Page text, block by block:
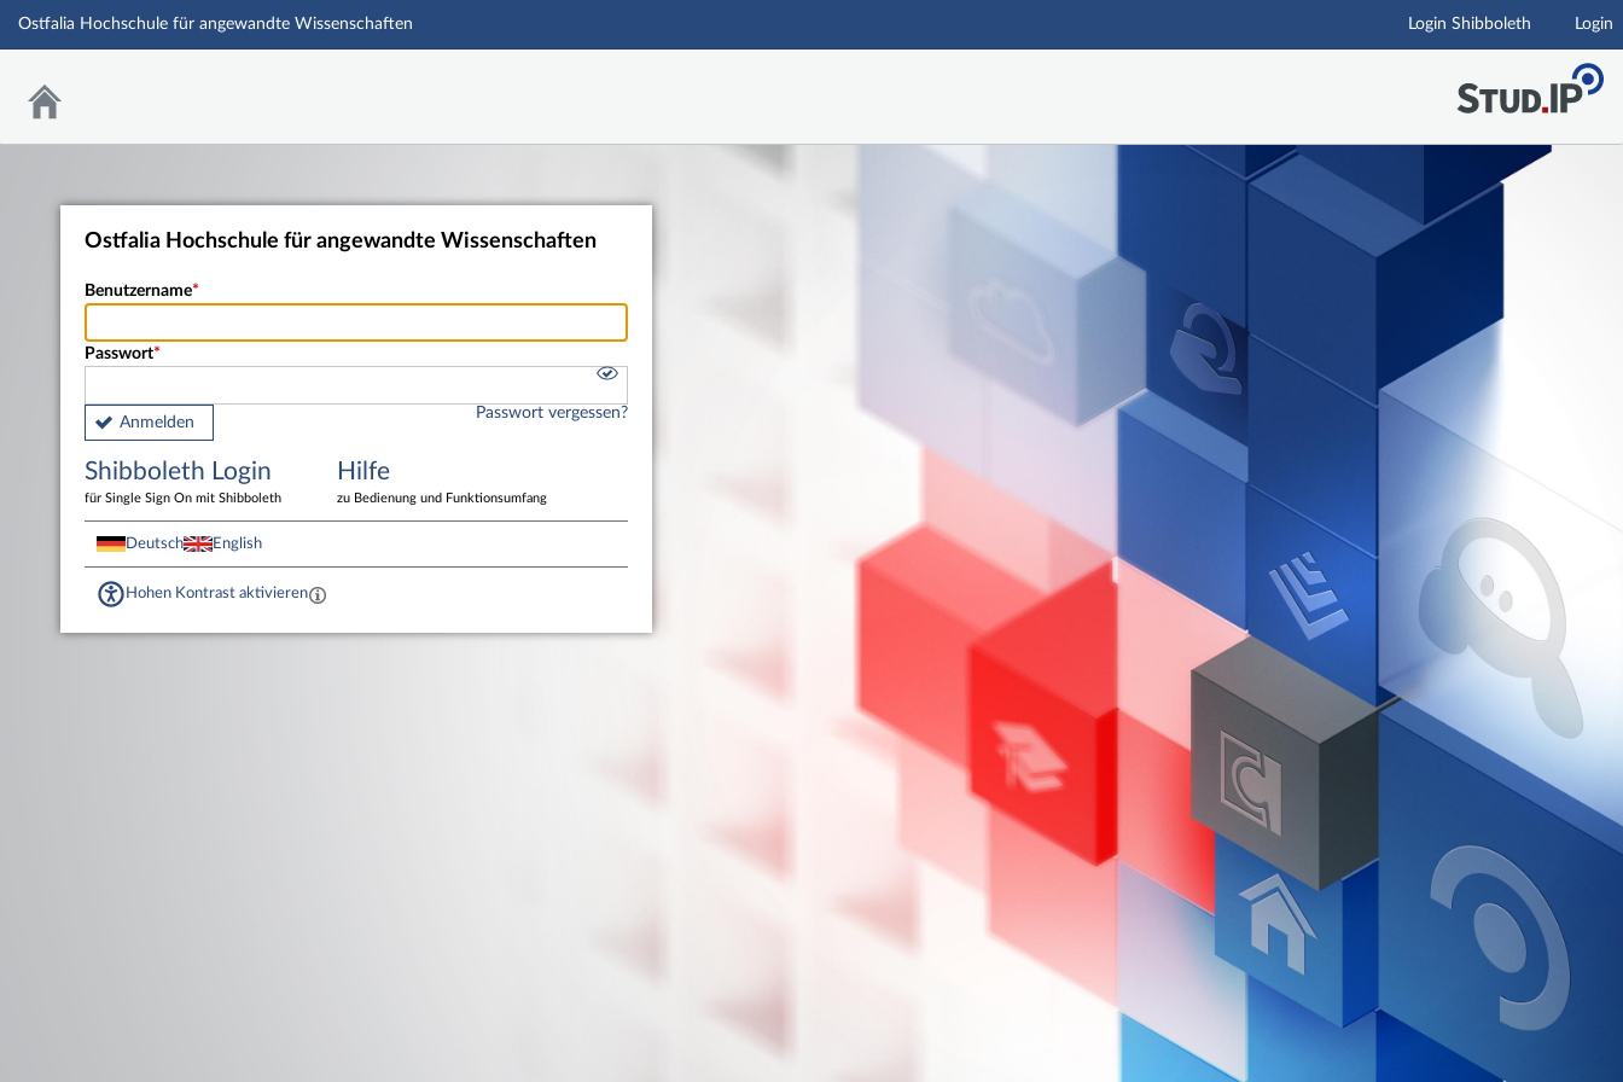
Hauptnavigation
Ostfalia Hochschule für angewandte Wissenschaften Login Shibboleth Login
Ostfalia Hochschule für angewandte Wissenschaften
Benutzername
Passwort
Anmelden
Passwort vergessen?
Shibboleth Login
für Single Sign On mit Shibboleth
Hilfe
zu Bedienung und Funktionsumfang
Deutsch English
Hohen Kontrast aktivieren